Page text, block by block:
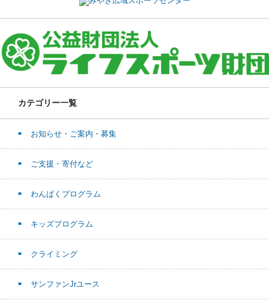
カテゴリー一覧
お知らせ・ご案内・募集
ご支援・寄付など
わんぱくプログラム
キッズプログラム
クライミング
サンファンJrユース